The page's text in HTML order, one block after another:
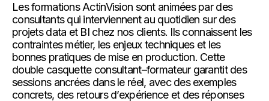
Les formations ActinVision sont animées par des
consultants qui interviennent au quotidien sur des
projets data et BI chez nos clients. Ils connaissent les
contraintes métier, les enjeux techniques et les
bonnes pratiques de mise en production. Cette
double casquette consultant–formateur garantit des
sessions ancrées dans le réel, avec des exemples
concrets, des retours d’expérience et des réponses